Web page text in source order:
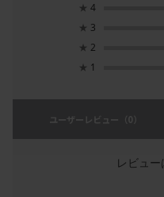
★ 4
★ 3
★ 2
★ 1
ユーザーレビュー （0）
レビュー